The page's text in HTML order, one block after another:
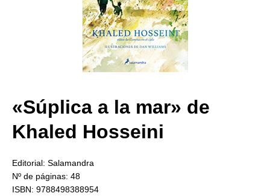
«Súplica a la mar» de
Khaled Hosseini
Editorial: Salamandra
Nº de páginas: 48
ISBN: 9788498388954